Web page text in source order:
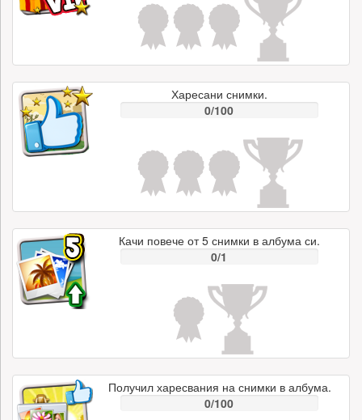
Харесани снимки.
0/100
Качи повече от 5 снимки в албума си.
0/1
Получил харесвания на снимки в албума.
0/100